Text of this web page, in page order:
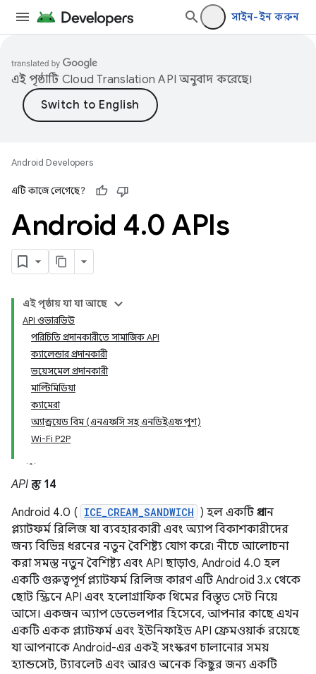
সাইন-ইন করুন
এই পৃষ্ঠাটি Cloud Translation API অনুবাদ করেছে।
Android Developers
এটি কাজে লেগেছে?
Android 4.0 APIs
এই পৃষ্ঠায় যা যা আছে
API ওভারভিউ
পরিচিতি প্রদানকারীতে সামাজিক API
ক্যালেন্ডার প্রদানকারী
ভয়েসমেল প্রদানকারী
মাল্টিমিডিয়া
ক্যামেরা
অ্যান্ড্রয়েড বিম (এনএফসি সহ এনডিইএফ পুশ)
Wi-Fi P2P
API স্তর: 14
Android 4.0 ( ICE_CREAM_SANDWICH ) হল একটি প্রধান
প্ল্যাটফর্ম রিলিজ যা ব্যবহারকারী এবং অ্যাপ বিকাশকারীদের
জন্য বিভিন্ন ধরনের নতুন বৈশিষ্ট্য যোগ করে৷ নীচে আলোচনা
করা সমস্ত নতুন বৈশিষ্ট্য এবং API ছাড়াও, Android 4.0 হল
একটি গুরুত্বপূর্ণ প্ল্যাটফর্ম রিলিজ কারণ এটি Android 3.x থেকে
ছোট স্ক্রিনে API এবং হলোগ্রাফিক থিমের বিস্তৃত সেট নিয়ে
আসে। একজন অ্যাপ ডেভেলপার হিসেবে, আপনার কাছে এখন
একটি একক প্ল্যাটফর্ম এবং ইউনিফাইড API ফ্রেমওয়ার্ক রয়েছে
যা আপনাকে Android-এর একই সংস্করণ চালানোর সময়
হ্যান্ডসেট, ট্যাবলেট এবং আরও অনেক কিছুর জন্য একটি